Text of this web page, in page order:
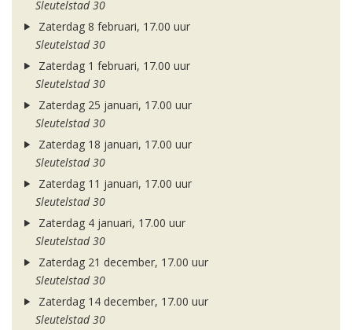
Sleutelstad 30
Zaterdag 8 februari, 17.00 uur
Sleutelstad 30
Zaterdag 1 februari, 17.00 uur
Sleutelstad 30
Zaterdag 25 januari, 17.00 uur
Sleutelstad 30
Zaterdag 18 januari, 17.00 uur
Sleutelstad 30
Zaterdag 11 januari, 17.00 uur
Sleutelstad 30
Zaterdag 4 januari, 17.00 uur
Sleutelstad 30
Zaterdag 21 december, 17.00 uur
Sleutelstad 30
Zaterdag 14 december, 17.00 uur
Sleutelstad 30